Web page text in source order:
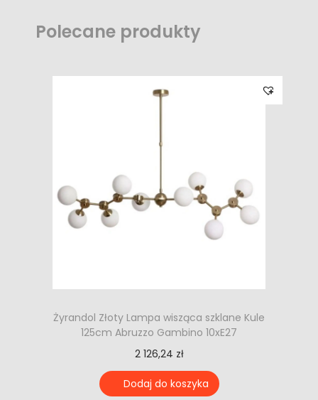
Polecane produkty
Żyrandol Złoty Lampa wisząca szklane Kule
125cm Abruzzo Gambino 10xE27
2 126,24 zł
Dodaj do koszyka